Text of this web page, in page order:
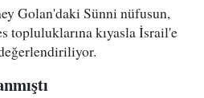
Golan'daki Sünni nüfusun,
topluluklarına kıyasla İsrail'e